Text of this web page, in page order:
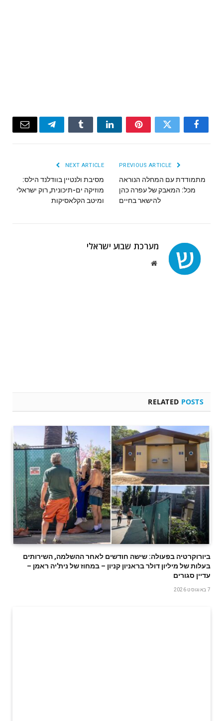
Facebook
Twitter
Pinterest
LinkedIn
Tumblr
Telegram
Email
מתמודדת עם המחלה הנוראה
‬להישאר‭ ‬בחיים
NEXT ARTICLE
מסיבת ולנטיין בוודלנד הילס:
מוזיקה ים-תיכונית, רוק ישראלי
ומיטב הקלאסיקות
מערכת שבוע ישראלי
Website
RELATED POSTS
ביורוקרטיה בפעולה: שישה חודשים לאחר ההשלמה, השירותים
בעלות של מיליון דולר בראניון קניון – במחוז של נית'יה ראמן –
עדיין סגורים
7 באוגוסט 2026